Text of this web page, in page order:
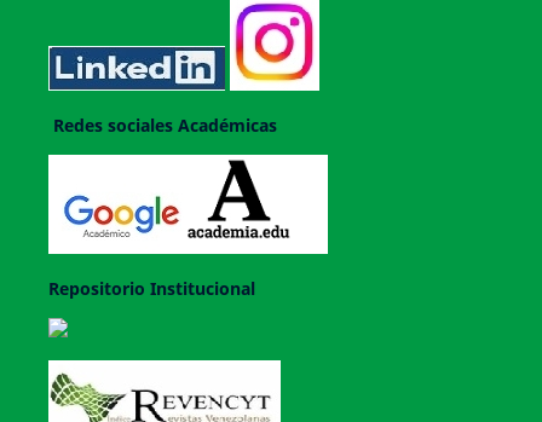
Redes sociales Académicas
Repositorio Institucional